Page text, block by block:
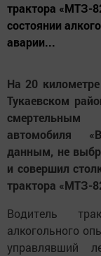
трактора «МТЗ-
состоянии
аварии...
На 20
Тукаевском
автомобиля
данным, не
и совершил
трактора «МТЗ-
Водитель
алкогольного
управлявший